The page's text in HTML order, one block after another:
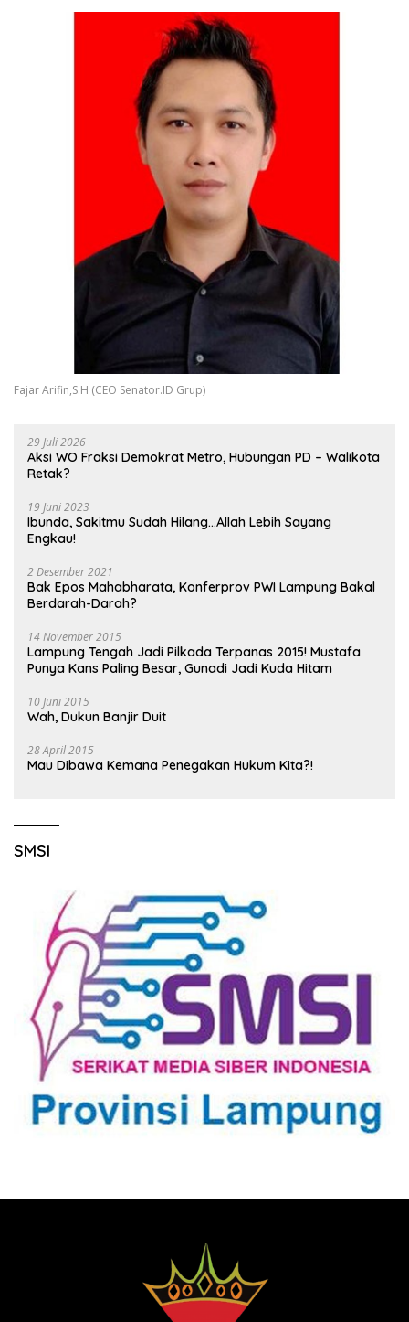
Fajar Arifin,S.H (CEO Senator.ID Grup)
29 Juli 2026
Aksi WO Fraksi Demokrat Metro, Hubungan PD – Walikota
Retak?
19 Juni 2023
Ibunda, Sakitmu Sudah Hilang…Allah Lebih Sayang
Engkau!
2 Desember 2021
Bak Epos Mahabharata, Konferprov PWI Lampung Bakal
Berdarah-Darah?
14 November 2015
Lampung Tengah Jadi Pilkada Terpanas 2015! Mustafa
Punya Kans Paling Besar, Gunadi Jadi Kuda Hitam
10 Juni 2015
Wah, Dukun Banjir Duit
28 April 2015
Mau Dibawa Kemana Penegakan Hukum Kita?!
SMSI